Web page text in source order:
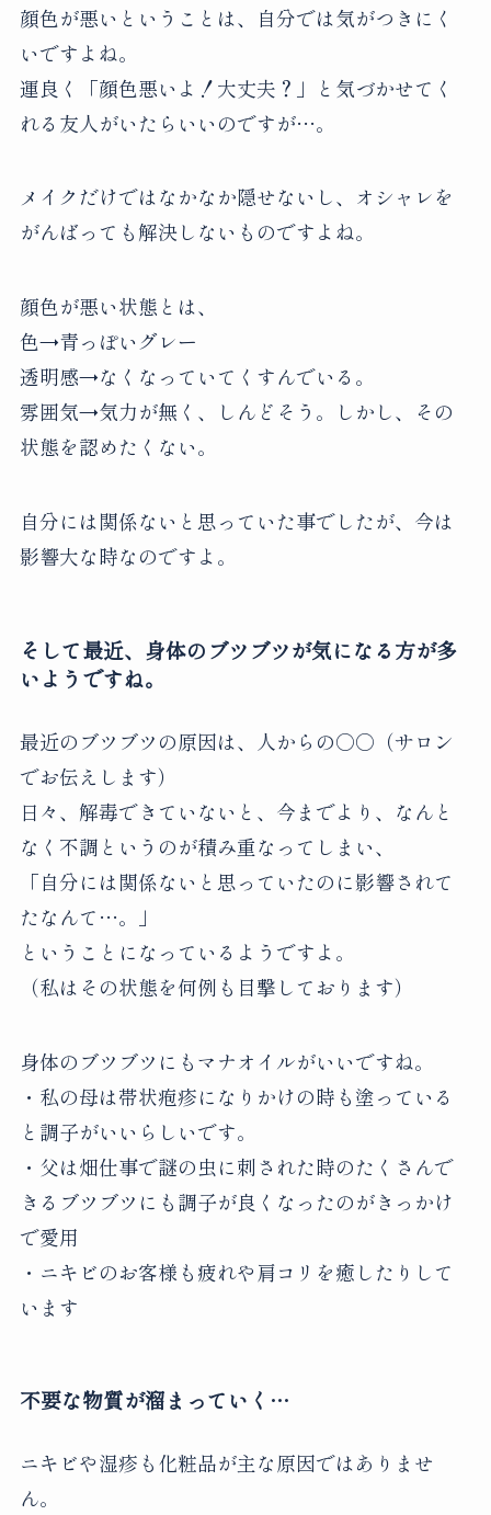
顔色が悪いということは、自分では気がつきにく
いですよね。
運良く「顔色悪いよ！大丈夫？」と気づかせてく
れる友人がいたらいいのですが…。
メイクだけではなかなか隠せないし、オシャレを
がんばっても解決しないものですよね。
顔色が悪い状態とは、
色→青っぽいグレー
透明感→なくなっていてくすんでいる。
雰囲気→気力が無く、しんどそう。しかし、その
状態を認めたくない。
自分には関係ないと思っていた事でしたが、今は
影響大な時なのですよ。
そして最近、身体のブツブツが気になる方が多
いようですね。
最近のブツブツの原因は、人からの○○（サロン
でお伝えします）
日々、解毒できていないと、今までより、なんと
なく不調というのが積み重なってしまい、
「自分には関係ないと思っていたのに影響されて
たなんて…。」
ということになっているようですよ。
（私はその状態を何例も目撃しております）
身体のブツブツにもマナオイルがいいですね。
・私の母は帯状疱疹になりかけの時も塗っている
と調子がいいらしいです。
・父は畑仕事で謎の虫に刺された時のたくさんで
きるブツブツにも調子が良くなったのがきっかけ
で愛用
・ニキビのお客様も疲れや肩コリを癒したりして
います
不要な物質が溜まっていく…
ニキビや湿疹も化粧品が主な原因ではありませ
ん。